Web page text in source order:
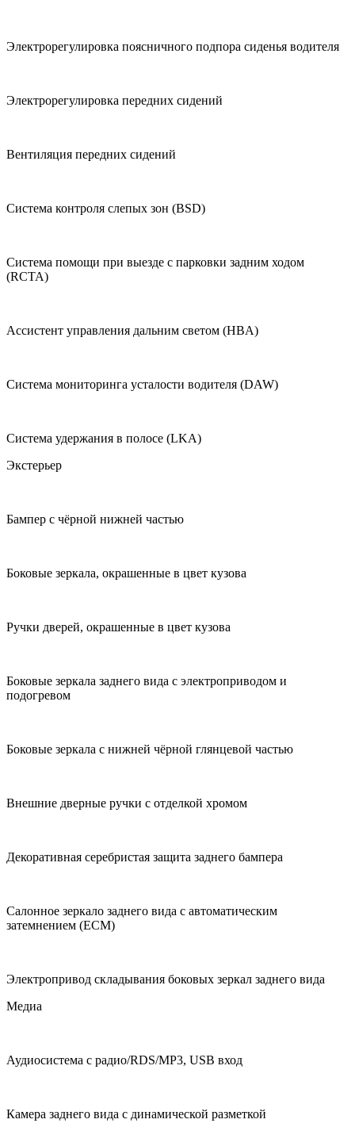
Электрорегулировка поясничного подпора сиденья водителя
Электрорегулировка передних сидений
Вентиляция передних сидений
Система контроля слепых зон (BSD)
Система помощи при выезде с парковки задним ходом
(RCTA)
Ассистент управления дальним светом (HBA)
Система мониторинга усталости водителя (DAW)
Система удержания в полосе (LKA)
Экстерьер
Бампер с чёрной нижней частью
Боковые зеркала, окрашенные в цвет кузова
Ручки дверей, окрашенные в цвет кузова
Боковые зеркала заднего вида с электроприводом и
подогревом
Боковые зеркала с нижней чёрной глянцевой частью
Внешние дверные ручки с отделкой хромом
Декоративная серебристая защита заднего бампера
Салонное зеркало заднего вида с автоматическим
затемнением (ECM)
Электропривод складывания боковых зеркал заднего вида
Медиа
Аудиосистема с радио/RDS/MP3, USB вход
Камера заднего вида с динамической разметкой